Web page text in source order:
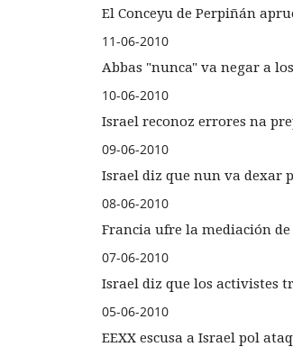
El Conceyu de Perpiñán
11-06-2010
Abbas "nunca" va negar a
10-06-2010
Israel reconoz errores na
09-06-2010
Israel diz que nun va dexar
08-06-2010
Francia ufre la mediación
07-06-2010
Israel diz que los activistes
05-06-2010
EEXX escusa a Israel pol